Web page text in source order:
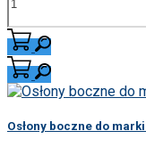
Osłony boczne do